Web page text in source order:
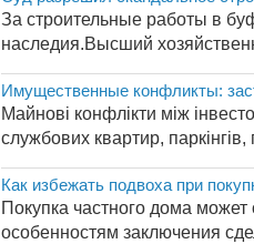
За строительные работы в
наследия.Высший
Имущественные конфликты:
Майнові конфлікти між
службових квартир,
Как избежать подвоха при
Покупка частного дома
особенностям заключения